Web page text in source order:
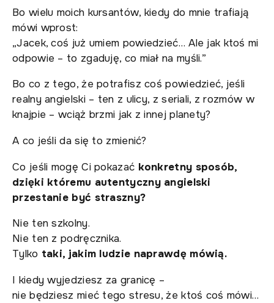
Bo wielu moich kursantów, kiedy do mnie trafiają
mówi wprost:
„Jacek, coś już umiem powiedzieć… Ale jak ktoś mi
odpowie – to zgaduję, co miał na myśli.”
Bo co z tego, że potrafisz coś powiedzieć, jeśli
realny angielski – ten z ulicy, z seriali, z rozmów w
knajpie – wciąż brzmi jak z innej planety?
A co jeśli da się to zmienić?
Co jeśli mogę Ci pokazać konkretny sposób,
dzięki któremu autentyczny angielski
przestanie być straszny?
Nie ten szkolny.
Nie ten z podręcznika.
Tylko taki, jakim ludzie naprawdę mówią.
I kiedy wyjedziesz za granicę –
nie będziesz mieć tego stresu, że ktoś coś mówi…